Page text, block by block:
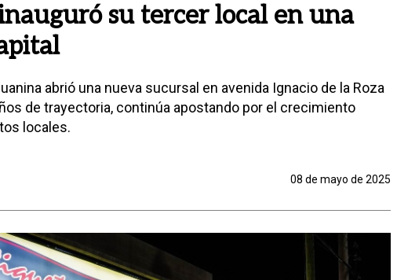
su tercer local en una
abrió una nueva sucursal en avenida Ignacio de la Roza
de trayectoria, continúa apostando por el crecimiento
locales.
08 de mayo de 2025